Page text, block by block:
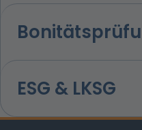
ESG & LKSG